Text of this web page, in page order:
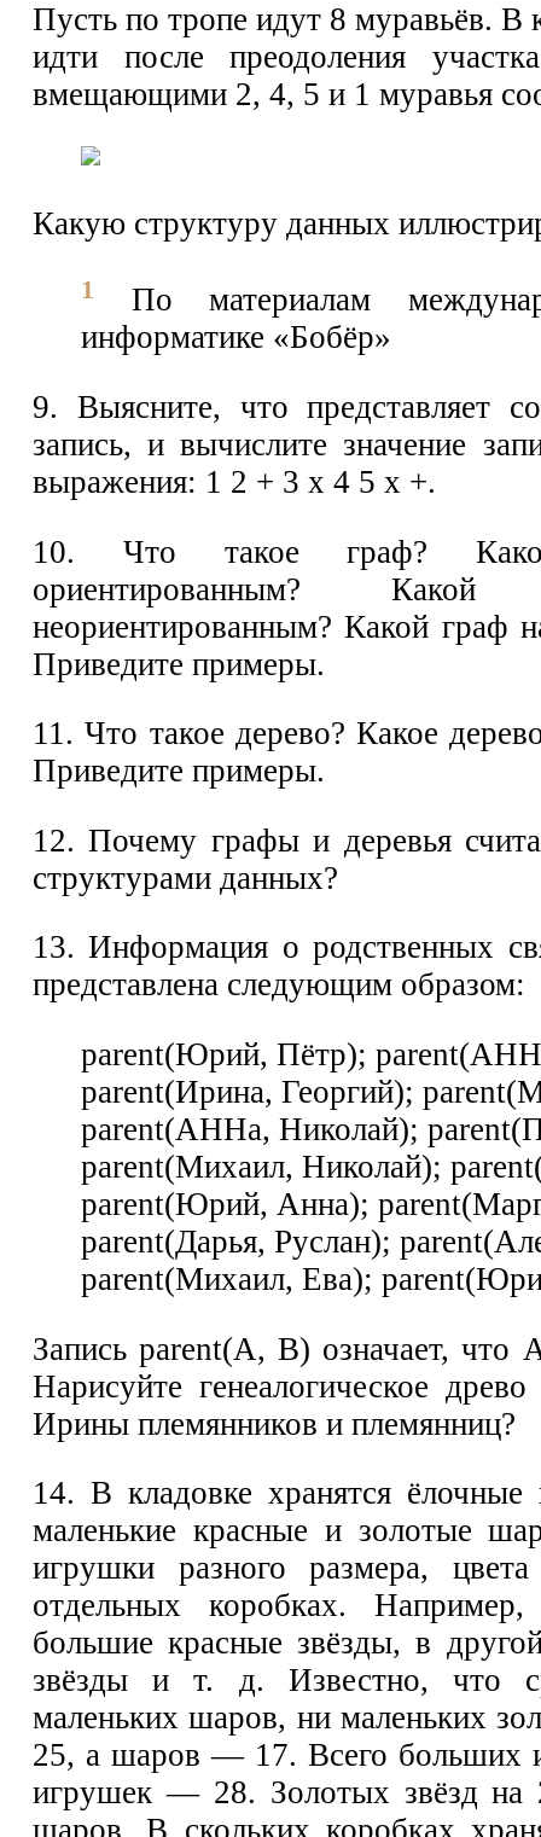
Пусть по тропе идут 8 муравьёв. В
идти после преодоления
вмещающими 2, 4, 5 и 1 муравья
Какую структуру данных
1
По материалам
информатике «Бобёр»
9. Выясните, что представляет
запись, и вычислите значение
выражения: 1 2 + 3 x 4 5 x +.
10. Что такое граф?
ориентированным?
неориентированным? Какой граф
Приведите примеры.
11. Что такое дерево? Какое
Приведите примеры.
12. Почему графы и деревья
структурами данных?
13. Информация о родственных
представлена следующим образом:
parent(Юрий, Пётр);
parent(Ирина, Георгий);
parent(AHHa, Николай);
parent(Михаил, Николай);
parent(Юрий, Анна);
parent(Дарья, Руслан);
parent(Михаил, Ева);
Запись parent(А, В) означает, что
Нарисуйте генеалогическое
Ирины племянников и племянниц?
14. В кладовке хранятся
маленькие красные и золотые
игрушки разного размера,
отдельных коробках.
большие красные звёзды, в
звёзды и т. д. Известно, что
маленьких шаров, ни маленьких
25, а шаров — 17. Всего больших
игрушек — 28. Золотых звёзд на